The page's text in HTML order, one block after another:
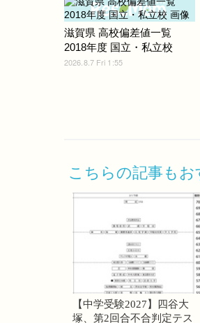
滋賀県 高校偏差値一覧
2018年度 国立・私立校
2026.8.7 Fri 1:55
こちらの記事もお
【中学受験2027】四谷大
塚、第2回合不合判定テス